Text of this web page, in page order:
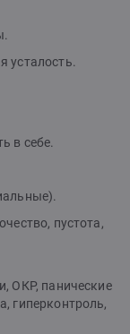
усталость.
в себе.
пустота,
ОКР, панические
гиперконтроль,